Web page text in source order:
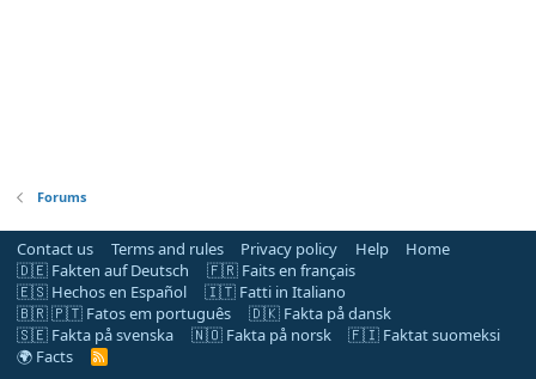
Forums
Contact us Terms and rules Privacy policy Help
Home
🇩🇪 Fakten auf Deutsch
🇫🇷 Faits en français
🇪🇸 Hechos en Español
🇮🇹 Fatti in Italiano
🇧🇷 🇵🇹 Fatos em português
🇩🇰 Fakta på dansk
🇸🇪 Fakta på svenska
🇳🇴 Fakta på norsk
🇫🇮 Faktat suomeksi
🌍 Facts
R